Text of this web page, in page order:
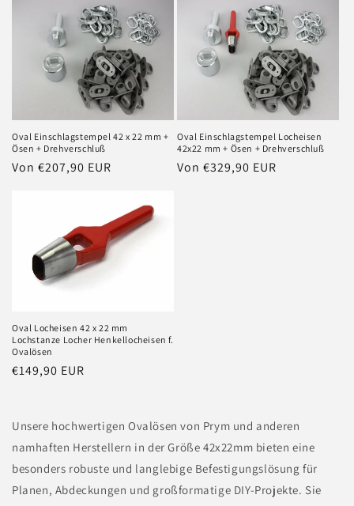
Oval Einschlagstempel 42 x 22 mm +
Ösen + Drehverschluß
Normaler
Von €207,90 EUR
Oval Einschlagstempel Locheisen
42x22 mm + Ösen + Drehverschluß
Normaler
Von €329,90 EUR
Oval Locheisen 42 x 22 mm
Lochstanze Locher Henkellocheisen f.
Ovalösen
Normaler
€149,90 EUR
Unsere hochwertigen Ovalösen von Prym und anderen
namhaften Herstellern in der Größe 42x22mm bieten eine
besonders robuste und langlebige Befestigungslösung für
Planen, Abdeckungen und großformatige DIY-Projekte. Sie